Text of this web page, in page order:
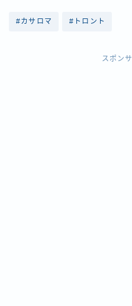
#カサロマ #トロント
スポン